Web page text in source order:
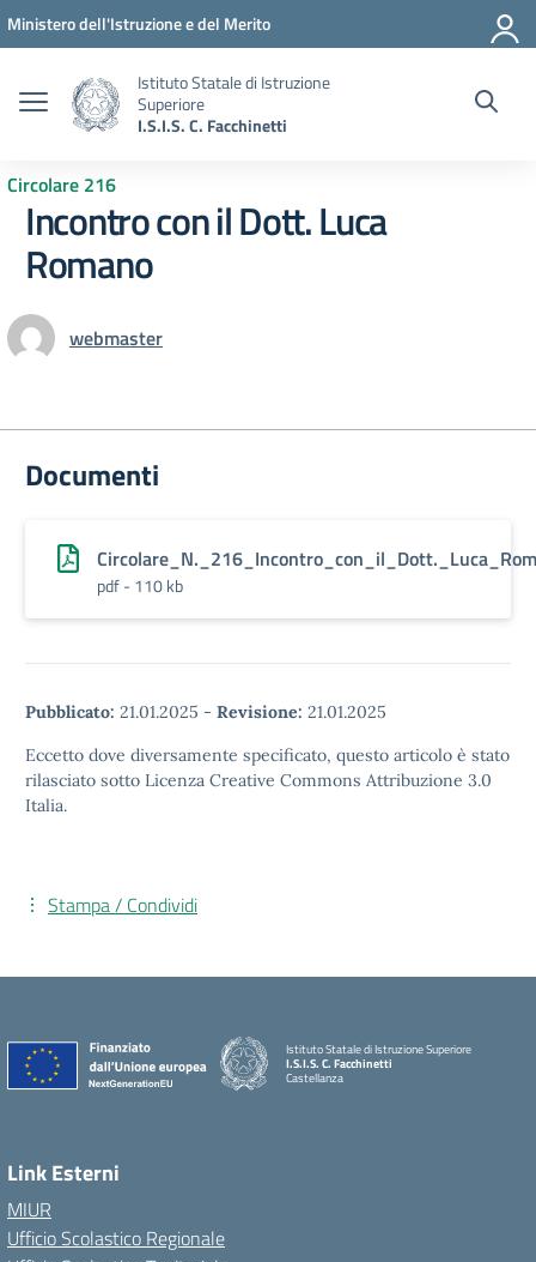
Vai ai contenuti
Vai al menu di navigazione
Vai al footer
Ministero dell'Istruzione e del Merito
Istituto Statale di Istruzione
Superiore
I.S.I.S. C. Facchinetti
Circolare 216
Incontro con il Dott. Luca
Romano
webmaster
Documenti
pdf - 110 kb
Pubblicato: 21.01.2025 - Revisione: 21.01.2025
Eccetto dove diversamente specificato, questo articolo è stato
rilasciato sotto Licenza Creative Commons Attribuzione 3.0
Italia.
Stampa / Condividi
Istituto Statale di Istruzione Superiore
I.S.I.S. C. Facchinetti
Castellanza
Link Esterni
MIUR
Ufficio Scolastico Regionale